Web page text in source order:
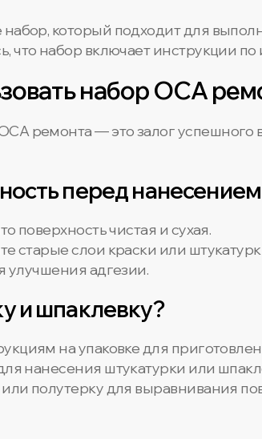
набор, который подходит для
что набор включает инструкции
набор OCA
ремонта — это залог
перед
поверхность чистая и сухая.
старые слои краски или
улучшения адгезии.
и шпаклевку?
на упаковке для
нанесения штукатурки или
или полутерку для выравнивания